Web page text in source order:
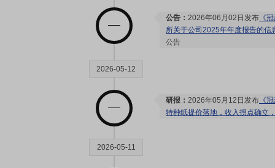
公告： 2026年06月02日发布 《
所关于公司2025年年度报告的信
公告
2026-05-12
研报： 2026年05月12日发布 《
特种纸提价落地，收入拐点确立
2026-05-11